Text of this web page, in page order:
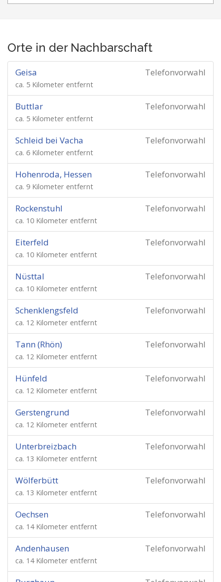
Orte in der Nachbarschaft
Telefonvorwahl
Geisa
ca. 5 Kilometer entfernt
Telefonvorwahl
Buttlar
ca. 5 Kilometer entfernt
Telefonvorwahl
Schleid bei Vacha
ca. 6 Kilometer entfernt
Telefonvorwahl
Hohenroda, Hessen
ca. 9 Kilometer entfernt
Telefonvorwahl
Rockenstuhl
ca. 10 Kilometer entfernt
Telefonvorwahl
Eiterfeld
ca. 10 Kilometer entfernt
Telefonvorwahl
Nüsttal
ca. 10 Kilometer entfernt
Telefonvorwahl
Schenklengsfeld
ca. 12 Kilometer entfernt
Telefonvorwahl
Tann (Rhön)
ca. 12 Kilometer entfernt
Telefonvorwahl
Hünfeld
ca. 12 Kilometer entfernt
Telefonvorwahl
Gerstengrund
ca. 12 Kilometer entfernt
Telefonvorwahl
Unterbreizbach
ca. 13 Kilometer entfernt
Telefonvorwahl
Wölferbütt
ca. 13 Kilometer entfernt
Telefonvorwahl
Oechsen
ca. 14 Kilometer entfernt
Telefonvorwahl
Andenhausen
ca. 14 Kilometer entfernt